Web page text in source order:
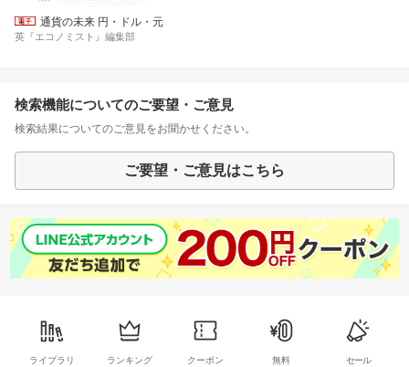
通貨の未来 円・ドル・元
英『エコノミスト』編集部
検索機能についてのご要望・ご意見
検索結果についてのご意見をお聞かせください。
ご要望・ご意見はこちら
ライブラリ ランキング クーポン 無料 セール